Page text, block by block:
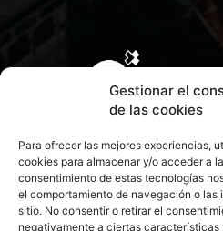
Gestionar el
de las cookies
Para ofrecer las mejores experiencias,
cookies para almacenar y/o acceder a
consentimiento de estas tecnologías
el comportamiento de navegación o
sitio. No consentir o retirar el
negativamente a ciertas características